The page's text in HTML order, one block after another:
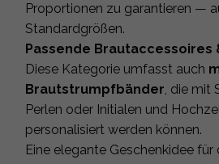
Proportionen zu garantieren —
Standardgrößen.
Passende
Diese Kategorie umfasst auch
Brautstrumpfbänder, die mit
Perlen oder Initialen und
personalisiert werden können.
Eine elegante Geschenkidee